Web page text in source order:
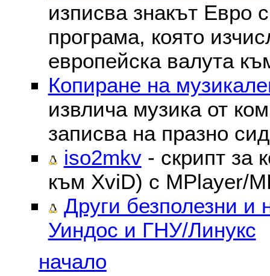
изписва знакът Евро
програма, която
европейска валута
Копиране на
извлича музика от
записва на празно
iso2mkv- скрипт за
към XviD) с MPlayer/
Други безполезни и
Уиндос и ГНУ/Линукс
начало